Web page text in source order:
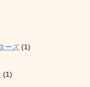
ーズ (1)
(1)